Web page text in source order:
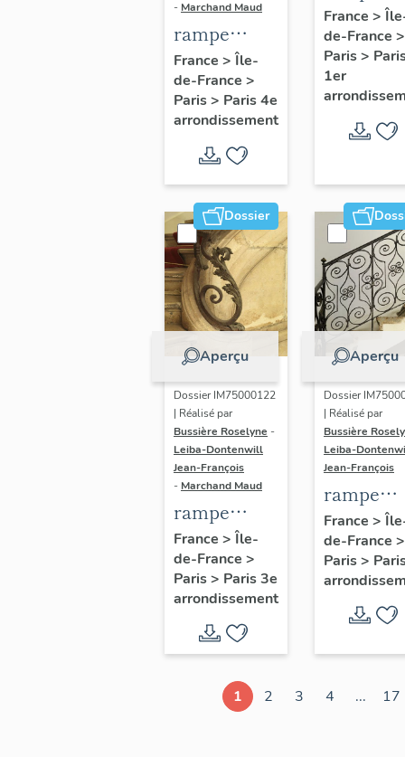
- Marchand Maud
rampe
d'appui,
escalier de
la maison à
cochère
dite hôtel
Charpentier
(non étudié)
France > Île-
de-France >
Paris> Paris 4e
arrondissement
d'appui,
escalier
la
porte
cochère
(non
France >
de-France >
Paris>
1er
Dossier
Aperçu
Dossier IM75000122
| Réalisé par
Bussière Roselyne -
Leiba-Dontenwill
Jean-François
- Marchand Maud
rampe
d'appui,
escalier de
la maison à
cochère
(non étudié)
France > Île-
de-France >
Paris> Paris 3e
arrondissement
Aperçu
Dossier
| Réalisé par
Bussière
Leiba-
Jean-François
rampe
d'appui,
escalier
la
cochère
(non
France >
de-France >
Paris>
1 2 3 4 ... 17